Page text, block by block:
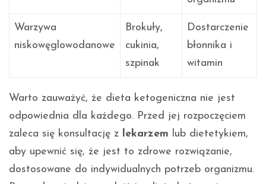
Warzywa
niskowęglowodanowe
Brokuły,
cukinia,
szpinak
Dostarczenie
błonnika i
witamin
Warto zauważyć, że dieta ketogeniczna nie jest
odpowiednia dla każdego. Przed jej rozpoczęciem
zaleca się konsultację z lekarzem lub dietetykiem,
aby upewnić się, że jest to zdrowe rozwiązanie,
dostosowane do indywidualnych potrzeb organizmu.